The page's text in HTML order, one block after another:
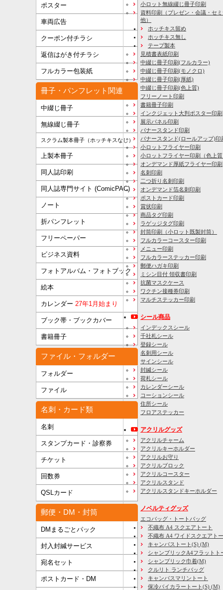
ポスター
車両広告
クーポン付チラシ
返信はがき付チラシ
フルカラー包装紙
冊子・パンフレット関連
中綴じ冊子
無線綴じ冊子
スクラム製本冊子（ホッチキスなし）
上製本冊子
同人誌印刷
同人誌専門サイト (ComicPAC)
ノート
折パンフレット
フリーペーパー
ビジネス資料
フォトアルバム・フォトブック
絵本
カレンダー 27年1月始まり
ブック帯・ブックカバー
書籍冊子
ファイル・フォルダー
フォルダー
ファイル
名刺・カード類
名刺
スタンプカード・診察券
チケット
回数券
QSLカード
郵便・DM・封筒
DMまるごとパック
封入封緘サービス
宛名セット
ポストカード・DM
小ロット無線綴じ冊子印刷
資料印刷
（プレゼン・会議・セ
他）
ホッチキス留め
ホッチキス無し
テープ製本
見積書表紙印刷
中綴じ冊子印刷(フルカラー)
中綴じ冊子印刷(モノクロ)
中綴じ冊子印刷(厚紙)
中綴じ冊子印刷(色上質)
フリーノート印刷
書籍冊子印刷
インクジェット大判ポスター印刷
展示パネル印刷
バナースタンド印刷
バナースタンド(ロールアップ)印
小ロットフライヤー印刷
小ロットフライヤー印刷（色上
オンデマンド厚紙フライヤー印刷
名刺印刷
二つ折り名刺印刷
オンデマンド箔名刺印刷
ポストカード印刷
賞状印刷
商品タグ印刷
ラゲッジタグ印刷
封筒印刷
（小ロット既製封筒）
フルカラーコースター印刷
メニュー印刷
フルカラーステッカー印刷
郵便ハガキ印刷
ミシン目付 領収書印刷
抗菌マスクケース
ワクチン接種券印刷
マルチステッカー印刷
シール商品
インデックスシール
千社札シール
登録シール
名刺用シール
サインシール
封緘シール
荷札シール
カレンダーシール
コーションシール
住所シール
フロアステッカー
アクリルグッズ
アクリルチャーム
アクリルキーホルダー
アクリルお守り
アクリルブロック
アクリルコースター
アクリルスタンド
アクリルスタンドキーホルダー
ノベルティグッズ
エコバッグ・トートバッグ
不織布 A4 スクエアトート
不織布 A4 ワイドスクエアト
キャンバストート(S) (M)
シャンブリックA4フラットト
シャンブリック巾着(M)
クルリト ランチバッグ
キャンバスマリントート
保冷バイカラートート(S) (M)